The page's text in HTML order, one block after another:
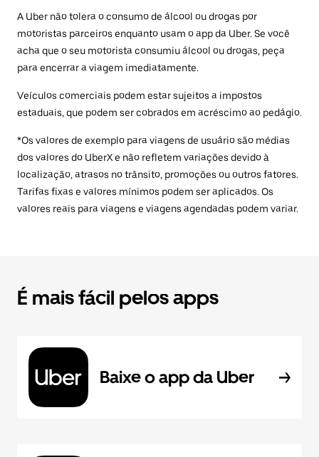
A Uber não tolera o consumo de álcool ou drogas por
motoristas parceiros enquanto usam o app da Uber. Se você
acha que o seu motorista consumiu álcool ou drogas, peça
para encerrar a viagem imediatamente.
Veículos comerciais podem estar sujeitos a impostos
estaduais, que podem ser cobrados em acréscimo ao pedágio.
*Os valores de exemplo para viagens de usuário são médias
dos valores do UberX e não refletem variações devido à
localização, atrasos no trânsito, promoções ou outros fatores.
Tarifas fixas e valores mínimos podem ser aplicados. Os
valores reais para viagens e viagens agendadas podem variar.
É mais fácil pelos apps
Baixe o app da Uber